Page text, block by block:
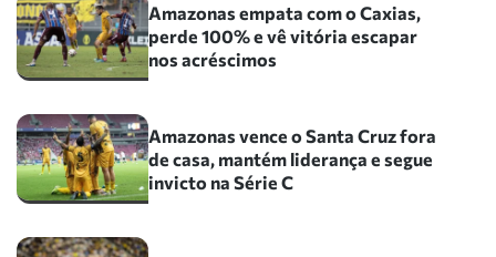
Amazonas empata com o Caxias,
perde 100% e vê vitória escapar
nos acréscimos
Amazonas vence o Santa Cruz fora
de casa, mantém liderança e segue
invicto na Série C